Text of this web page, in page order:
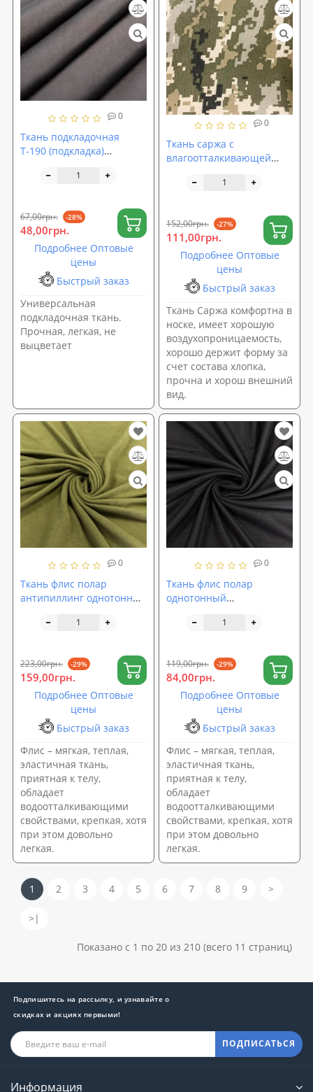
0
Ткань подкладочная
Т-190 (подкладка)
м2 150 см Черный (TK-
67,00грн. -28%
48,00грн.
Подробнее Оптовые
цены
Быстрый заказ
Универсальная
подкладочная ткань.
Прочная, легкая, не
выцветает
0
Ткань саржа с
влагоотталкивающей
см (TK-0018)
152,00грн. -27%
111,00грн.
Подробнее Оптовые
цены
Быстрый заказ
Ткань Саржа комфортна в
носке, имеет хорошую
воздухопроницаемость,
хорошо держит форму за
счет состава хлопка,
прочна и хорош внешний
вид.
0
Ткань флис полар
антипиллинг однотонный
180см, Хаки (TK-0001)
223,00грн. -29%
159,00грн.
Подробнее Оптовые
цены
Быстрый заказ
Флис – мягкая, теплая,
эластичная ткань,
приятная к телу,
обладает
водоотталкивающими
свойствами, крепкая, хотя
при этом довольно
легкая.
0
Ткань флис полар
однотонный
ширина 160см, Черный
119,00грн. -29%
84,00грн.
Подробнее Оптовые
цены
Быстрый заказ
Флис – мягкая, теплая,
эластичная ткань,
приятная к телу,
обладает
водоотталкивающими
свойствами, крепкая, хотя
при этом довольно
легкая.
1 2 3 4 5 6 7 8 9 >
>|
Показано с 1 по 20 из 210 (всего 11 страниц)
Подпишитесь на рассылку, и узнавайте о
скидках и акциях первыми!
ПОДПИСАТЬСЯ
Информация